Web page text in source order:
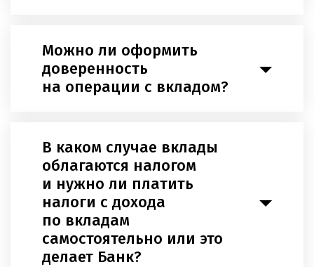
Можно ли оформить
доверенность
на операции с вкладом?
В каком случае вклады
облагаются налогом
и нужно ли платить
налоги с дохода
по вкладам
самостоятельно или это
делает Банк?